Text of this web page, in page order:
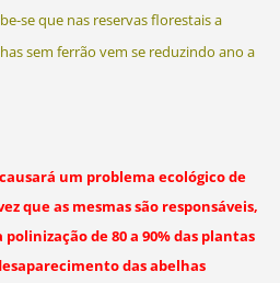
se que nas reservas florestais a
sem ferrão vem se reduzindo ano a
um problema ecológico de
que as mesmas são responsáveis,
de 80 a 90% das plantas
das abelhas